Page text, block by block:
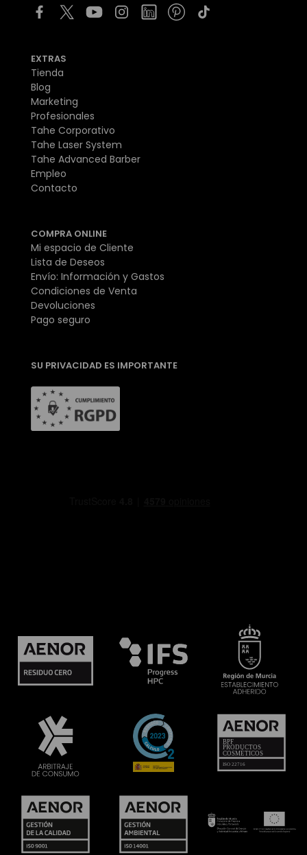
EXTRAS
Tienda
Blog
Marketing
Profesionales
Tahe Corporativo
Tahe Laser System
Tahe Advanced Barber
Empleo
Contacto
COMPRA ONLINE
Mi espacio de Cliente
Lista de Deseos
Envío: Información y Gastos
Condiciones de Venta
Devoluciones
Pago seguro
SU PRIVACIDAD ES IMPORTANTE